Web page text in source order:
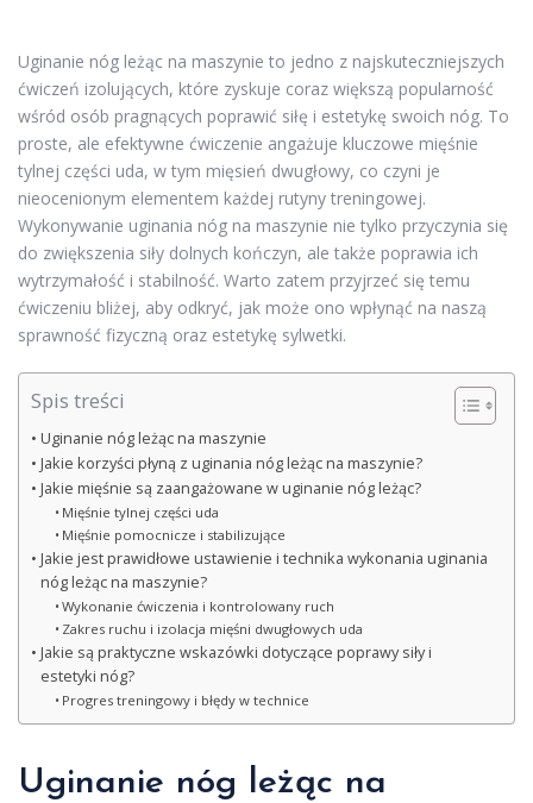
Uginanie nóg leżąc na maszynie to jedno z najskuteczniejszych
ćwiczeń izolujących, które zyskuje coraz większą popularność
wśród osób pragnących poprawić siłę i estetykę swoich nóg. To
proste, ale efektywne ćwiczenie angażuje kluczowe mięśnie
tylnej części uda, w tym mięsień dwugłowy, co czyni je
nieocenionym elementem każdej rutyny treningowej.
Wykonywanie uginania nóg na maszynie nie tylko przyczynia się
do zwiększenia siły dolnych kończyn, ale także poprawia ich
wytrzymałość i stabilność. Warto zatem przyjrzeć się temu
ćwiczeniu bliżej, aby odkryć, jak może ono wpłynąć na naszą
sprawność fizyczną oraz estetykę sylwetki.
Spis treści
Uginanie nóg leżąc na maszynie
Jakie korzyści płyną z uginania nóg leżąc na maszynie?
Jakie mięśnie są zaangażowane w uginanie nóg leżąc?
Mięśnie tylnej części uda
Mięśnie pomocnicze i stabilizujące
Jakie jest prawidłowe ustawienie i technika wykonania uginania
nóg leżąc na maszynie?
Wykonanie ćwiczenia i kontrolowany ruch
Zakres ruchu i izolacja mięśni dwugłowych uda
Jakie są praktyczne wskazówki dotyczące poprawy siły i
estetyki nóg?
Progres treningowy i błędy w technice
Uginanie nóg leżąc na